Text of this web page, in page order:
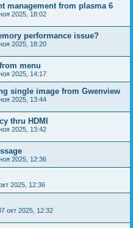
management from plasma 6
2025, 18:02
performance issue?
2025, 18:20
menu
2025, 14:17
single image from Gwenview
2025, 13:44
thru HDMI
2025, 13:42
2025, 12:36
2025, 12:36
окт 2025, 12:32